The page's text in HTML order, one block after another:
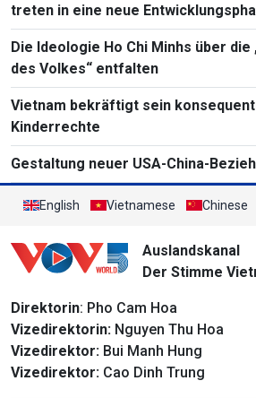
treten in eine neue
Die Ideologie Ho Chi Minhs über
des Volkes“ entfalten
Vietnam bekräftigt sein
Kinderrechte
Gestaltung neuer USA-China-
English Vietnamese Chinese
Auslandskanal
Der Stimme
Direktorin: Pho Cam Hoa
Vizedirektorin: Nguyen Thu Hoa
Vizedirektor: Bui Manh Hung
Vizedirektor: Cao Dinh Trung